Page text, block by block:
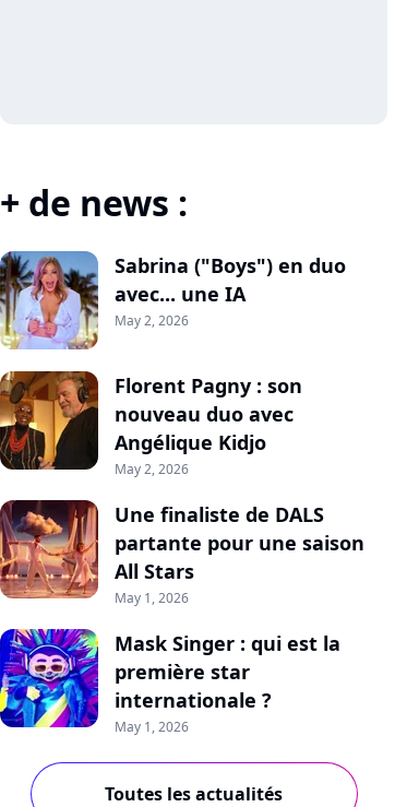
+ de news :
Sabrina ("Boys") en duo
avec... une IA
May 2, 2026
Florent Pagny : son
nouveau duo avec
Angélique Kidjo
May 2, 2026
Une finaliste de DALS
partante pour une saison
All Stars
May 1, 2026
Mask Singer : qui est la
première star
internationale ?
May 1, 2026
Toutes les actualités